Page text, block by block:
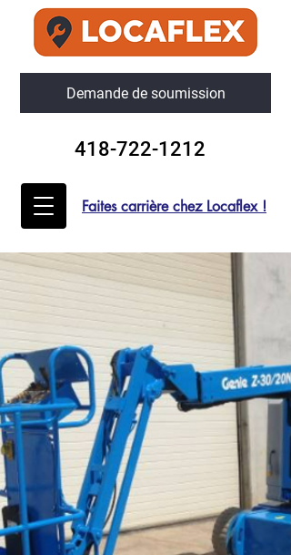
Demande de soumission
418-722-1212
Faites carrière chez Locaflex !